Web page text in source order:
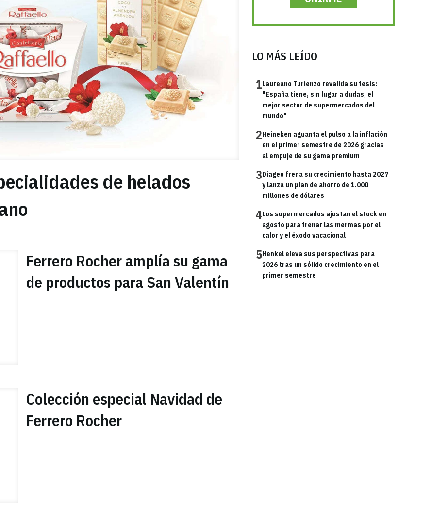
de helados
Ferrero Rocher amplía su gama
de productos para San Valentín
Colección especial Navidad de
Ferrero Rocher
LO MÁS LEÍDO
1Laureano Turienzo revalida su tesis:
"España tiene, sin lugar a dudas, el
mejor sector de supermercados del
mundo"
2Heineken aguanta el pulso a la inflación
en el primer semestre de 2026 gracias
al empuje de su gama premium
3Diageo frena su crecimiento hasta 2027
y lanza un plan de ahorro de 1.000
millones de dólares
4Los supermercados ajustan el stock en
agosto para frenar las mermas por el
calor y el éxodo vacacional
5Henkel eleva sus perspectivas para
2026 tras un sólido crecimiento en el
primer semestre